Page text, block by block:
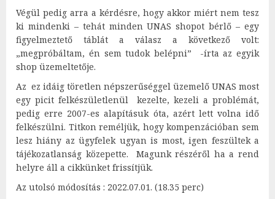
Végül pedig arra a kérdésre, hogy akkor miért nem tesz
ki mindenki – tehát minden UNAS shopot bérlő – egy
figyelmeztető táblát a válasz a következő volt:
„megpróbáltam, én sem tudok belépni” -írta az egyik
shop üzemeltetője.
Az ez idáig töretlen népszerűséggel üzemelő UNAS most
egy picit felkészületlenül kezelte, kezeli a problémát,
pedig erre 2007-es alapításuk óta, azért lett volna idő
felkészülni. Titkon reméljük, hogy kompenzációban sem
lesz hiány az ügyfelek ugyan is most, igen feszültek a
tájékozatlanság közepette. Magunk részéről ha a rend
helyre áll a cikkünket frissítjük.
Az utolsó módosítás : 2022.07.01. (18.35 perc)